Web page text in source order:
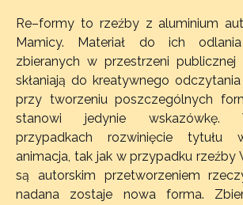
Re–formy to rzeźby z aluminium
Mamicy. Materiał do ich
zbieranych w przestrzeni publicznej
skłaniają do kreatywnego
przy tworzeniu poszczególnych
stanowi jedynie wskazówkę.
przypadkach rozwinięcie tytułu
animacja, tak jak w przypadku rzeźby
są autorskim przetworzeniem
nadana zostaje nowa forma.